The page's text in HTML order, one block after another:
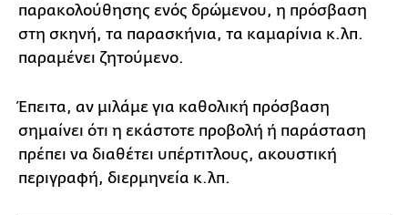
παρακολούθησης ενός δρώμενου, η πρόσβαση
στη σκηνή, τα παρασκήνια, τα καμαρίνια κ.λπ.
παραμένει ζητούμενο.
Έπειτα, αν μιλάμε για καθολική πρόσβαση
σημαίνει ότι η εκάστοτε προβολή ή παράσταση
πρέπει να διαθέτει υπέρτιτλους, ακουστική
περιγραφή, διερμηνεία κ.λπ.